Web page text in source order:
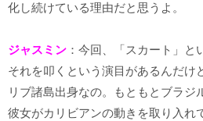
化し続けている理由だと思うよ。
ジャスミン ：今回、「スカート」と
それを叩くという演目があるんだけ
リブ諸島出身なの。もともとブラジ
彼女がカリビアンの動きを取り入れ